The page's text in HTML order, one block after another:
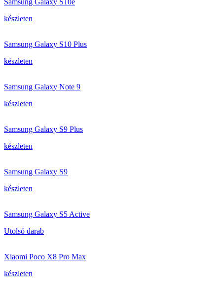
Samsung Galaxy S10e
készleten
Samsung Galaxy S10 Plus
készleten
Samsung Galaxy Note 9
készleten
Samsung Galaxy S9 Plus
készleten
Samsung Galaxy S9
készleten
Samsung Galaxy S5 Active
Utolsó darab
Xiaomi Poco X8 Pro Max
készleten